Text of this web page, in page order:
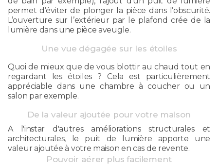
permet d’éviter de plonger la pièce dans l’obscurité.
L’ouverture sur l’extérieur par le plafond crée de la
lumière dans une pièce aveugle.
Une vue dégagée sur les étoiles
Quoi de mieux que de vous blottir au chaud tout en
regardant les étoiles ? Cela est particulièrement
appréciable dans une chambre à coucher ou un
salon par exemple.
De la valeur ajoutée pour votre maison
A l'instar d'autres améliorations structurales et
architecturales, le puit de lumière apporte une
valeur ajoutée à votre maison en cas de revente.
Pouvoir aérer plus facilement